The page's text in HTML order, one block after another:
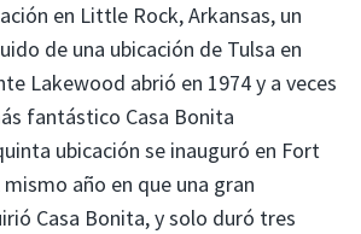
en Little Rock, Arkansas, un
de una ubicación de Tulsa en
Lakewood abrió en 1974 y a veces
fantástico Casa Bonita
ubicación se inauguró en Fort
año en que una gran
Casa Bonita, y solo duró tres